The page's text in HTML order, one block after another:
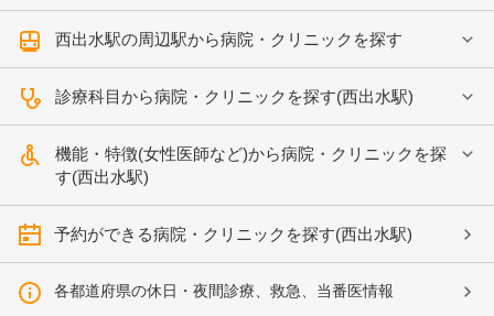
西出水駅の周辺駅から病院・クリニックを探す
診療科目から病院・クリニックを探す(西出水駅)
機能・特徴(女性医師など)から病院・クリニックを探
す(西出水駅)
予約ができる病院・クリニックを探す(西出水駅)
各都道府県の休日・夜間診療、救急、当番医情報